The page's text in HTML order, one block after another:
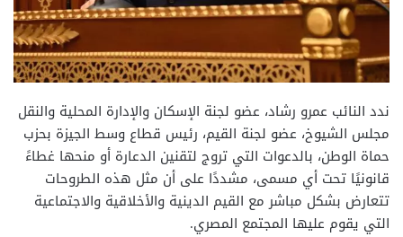
ندد النائب عمرو رشاد، عضو لجنة الإسكان والإدارة المحلية والنقل
مجلس الشيوخ، عضو لجنة القيم، رئيس قطاع وسط الجيزة بحزب
حماة الوطن، بالدعوات التي تروج لتقنين الدعارة أو منحها غطاءً
قانونيًا تحت أي مسمى، مشددًا على أن مثل هذه الطروحات
تتعارض بشكل مباشر مع القيم الدينية والأخلاقية والاجتماعية
التي يقوم عليها المجتمع المصري.